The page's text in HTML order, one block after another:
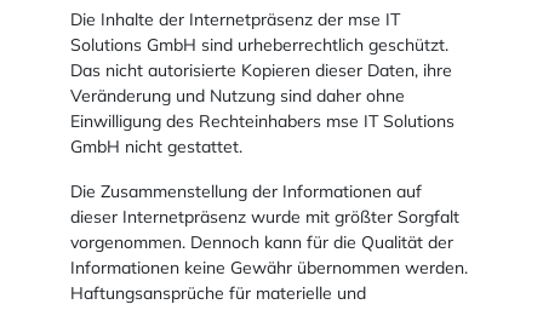
Die Inhalte der Internetpräsenz der mse IT
Solutions GmbH sind urheberrechtlich geschützt.
Das nicht autorisierte Kopieren dieser Daten, ihre
Veränderung und Nutzung sind daher ohne
Einwilligung des Rechteinhabers mse IT Solutions
GmbH nicht gestattet.
Die Zusammenstellung der Informationen auf
dieser Internetpräsenz wurde mit größter Sorgfalt
vorgenommen. Dennoch kann für die Qualität der
Informationen keine Gewähr übernommen werden.
Haftungsansprüche für materielle und